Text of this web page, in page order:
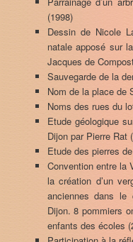
(1998)
Dessin de Nicole
natale apposé sur
Jacques de
Sauvegarde de la
Nom de la place de
Noms des rues du
Etude géologique
Dijon par Pierre Rat
Etude des pierres
Convention entre la
la création d’un
anciennes dans le
Dijon. 8 pommiers
enfants des écoles